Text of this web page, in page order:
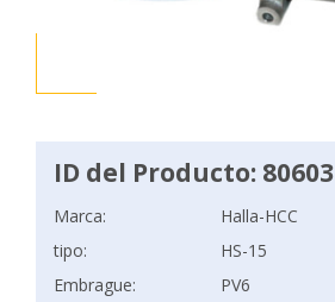
ID del Producto: 80603
Marca:
Halla-HCC
tipo:
HS-15
Embrague:
PV6